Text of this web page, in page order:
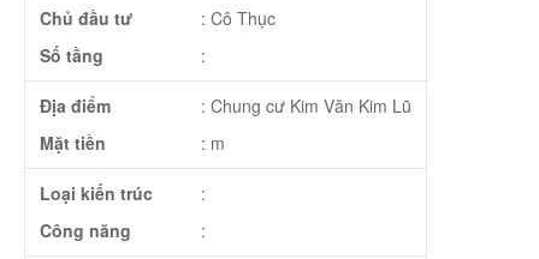
Chủ đầu tư : Cô Thục
Số tầng
:
Địa điểm : Chung cư Kim Văn Kim Lũ
Mặt tiền
: m
Loại kiến trúc
:
Công năng
: